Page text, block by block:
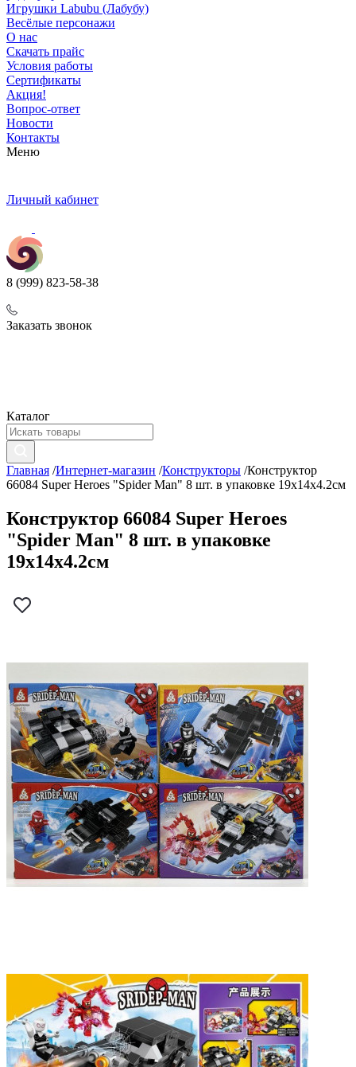
Игрушки Labubu (Лабубу)
Весёлые персонажи
О нас
Скачать прайс
Условия работы
Сертификаты
Акция!
Вопрос-ответ
Новости
Контакты
Меню
Личный кабинет
8 (999) 823-58-38
Заказать звонок
Каталог
Главная /Интернет-магазин /Конструкторы /Конструктор
66084 Super Heroes "Spider Man" 8 шт. в упаковке 19х14х4.2см
Конструктор 66084 Super Heroes
"Spider Man" 8 шт. в упаковке
19х14х4.2см